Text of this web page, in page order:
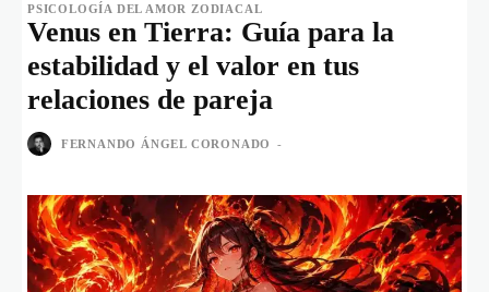
PSICOLOGÍA DEL AMOR ZODIACAL
Venus en Tierra: Guía para la
estabilidad y el valor en tus
relaciones de pareja
FERNANDO ÁNGEL CORONADO -